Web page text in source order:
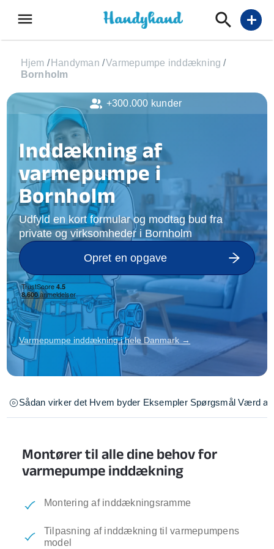
menu add
Hjem / Handyman /Varmepumpe inddækning /
Bornholm
Inddækning af
varmepumpe i
Bornholm
Udfyld en kort formular og modtag bud fra
private og virksomheder i Bornholm
Opret en opgave
Varmepumpe inddækning i hele Danmark →
Sådan virker det Hvem byder Eksempler Spørgsmål Værd at
Montører til alle dine behov for
varmepumpe inddækning
Montering af inddækningsramme
Tilpasning af inddækning til varmepumpens
model
+300.000 kunder